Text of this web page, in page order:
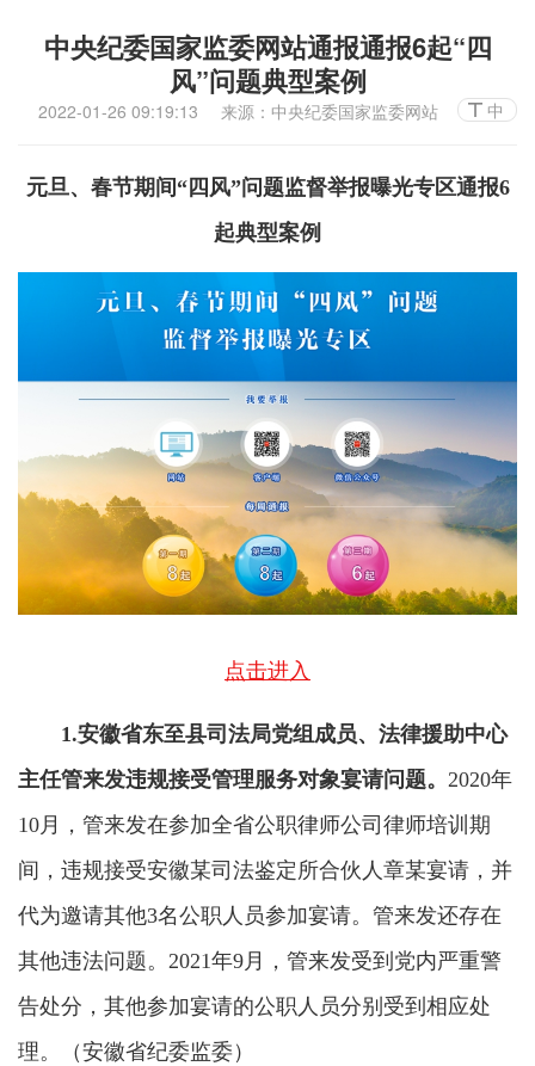
中央纪委国家监委网站通报通报6起“四
风”问题典型案例
2022-01-26 09:19:13 来源：中央纪委国家监委网站 中
元旦、春节期间“四风”问题监督举报曝光专区通报6
起典型案例
点击进入
1.安徽省东至县司法局党组成员、法律援助中心
主任管来发违规接受管理服务对象宴请问题。 2020年
10月，管来发在参加全省公职律师公司律师培训期
间，违规接受安徽某司法鉴定所合伙人章某宴请，并
代为邀请其他3名公职人员参加宴请。管来发还存在
其他违法问题。2021年9月，管来发受到党内严重警
告处分，其他参加宴请的公职人员分别受到相应处
理。（安徽省纪委监委）